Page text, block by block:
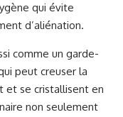
qui évite
d’aliénation.
comme un garde-
peut creuser la
et se cristallisent en
non seulement